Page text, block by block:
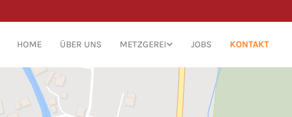
HOME ÜBER UNS METZGEREI JOBS KONTAKT